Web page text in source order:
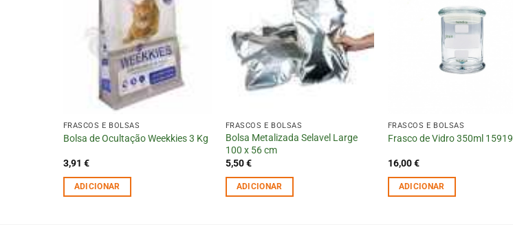
FRASCOS E BOLSAS
Bolsa de Ocultação Weekkies 3 Kg
3,91 €
ADICIONAR
FRASCOS E BOLSAS
Bolsa Metalizada Selavel Large
100 x 56 cm
5,50€
ADICIONAR
FRASCOS E BOLSAS
Frasco de Vidro 350ml 15919
16,00€
ADICIONAR